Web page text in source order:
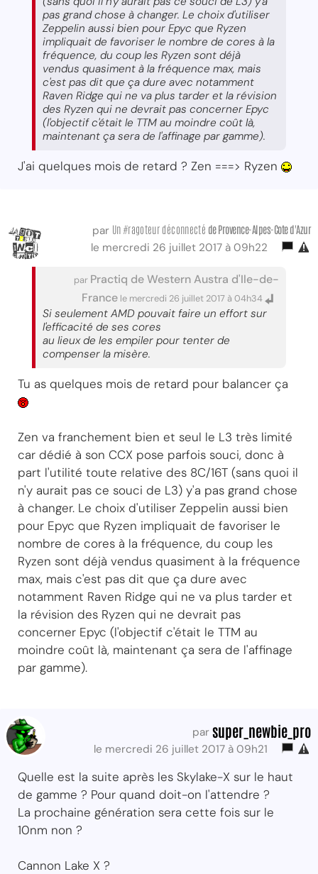
pas grand chose à changer. Le choix d'utiliser
Zeppelin aussi bien pour Epyc que Ryzen
impliquait de favoriser le nombre de cores à la
fréquence, du coup les Ryzen sont déjà
vendus quasiment à la fréquence max, mais
c'est pas dit que ça dure avec notamment
Raven Ridge qui ne va plus tarder et la révision
des Ryzen qui ne devrait pas concerner Epyc
(l'objectif c'était le TTM au moindre coût là,
maintenant ça sera de l'affinage par gamme).
J'ai quelques mois de retard ? Zen ===> Ryzen
par Un #ragoteur déconnecté de Provence-Alpes-Cote d'Azur
le mercredi 26 juillet 2017 à 09h22
par Practiq de Western Austra d'Ile-de-
France le mercredi 26 juillet 2017 à 04h34
Si seulement AMD pouvait faire un effort sur
l'efficacité de ses cores
au lieux de les empiler pour tenter de
compenser la misère.
Tu as quelques mois de retard pour balancer ça
Zen va franchement bien et seul le L3 très limité
car dédié à son CCX pose parfois souci, donc à
part l'utilité toute relative des 8C/16T (sans quoi il
n'y aurait pas ce souci de L3) y'a pas grand chose
à changer. Le choix d'utiliser Zeppelin aussi bien
pour Epyc que Ryzen impliquait de favoriser le
nombre de cores à la fréquence, du coup les
Ryzen sont déjà vendus quasiment à la fréquence
max, mais c'est pas dit que ça dure avec
notamment Raven Ridge qui ne va plus tarder et
la révision des Ryzen qui ne devrait pas
concerner Epyc (l'objectif c'était le TTM au
moindre coût là, maintenant ça sera de l'affinage
par gamme).
par super_newbie_pro
le mercredi 26 juillet 2017 à 09h21
Quelle est la suite après les Skylake-X sur le haut
de gamme ? Pour quand doit-on l'attendre ?
La prochaine génération sera cette fois sur le
10nm non ?
Cannon Lake X ?